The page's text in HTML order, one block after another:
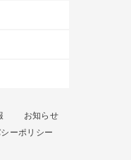
お知らせ
ーポリシー